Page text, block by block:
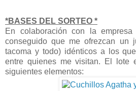
*BASES DEL SORTEO *
En colaboración con la empresa
conseguido que me ofrezcan un
tacoma y todo) idénticos a los
entre quienes me visitan. El lote
siguientes elementos: